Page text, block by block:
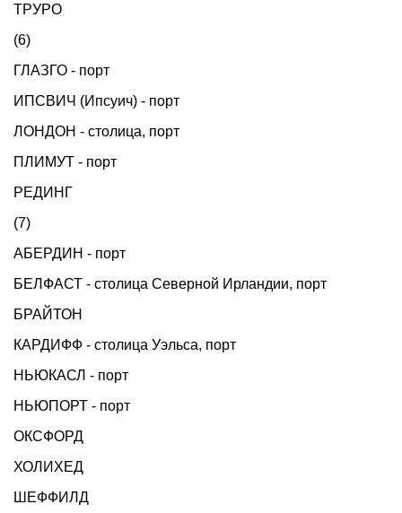
ТРУРО
(6)
ГЛАЗГО - порт
ИПСВИЧ (Ипсуич) - порт
ЛОНДОН - столица, порт
ПЛИМУТ - порт
РЕДИНГ
(7)
АБЕРДИН - порт
БЕЛФАСТ - столица Северной Ирландии, порт
БРАЙТОН
КАРДИФФ - столица Уэльса, порт
НЬЮКАСЛ - порт
НЬЮПОРТ - порт
ОКСФОРД
ХОЛИХЕД
ШЕФФИЛД